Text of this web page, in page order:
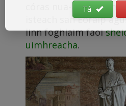
córas nua-aimseartha
isteach san Eoraip
linn foghlaim faoi
uimhreacha.
Tá